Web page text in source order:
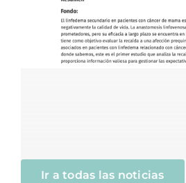
Ir a todas las noticias